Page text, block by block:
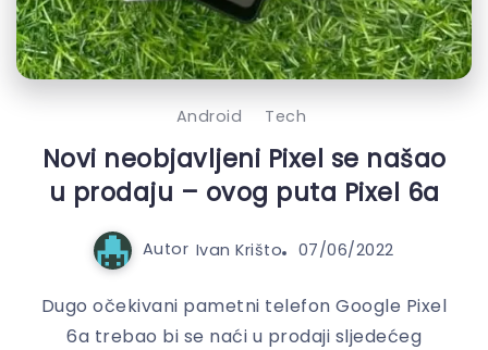
Android Tech
Novi neobjavljeni Pixel se našao
u prodaju – ovog puta Pixel 6a
Autor Ivan Krišto 07/06/2022
Dugo očekivani pametni telefon Google Pixel
6a trebao bi se naći u prodaji sljedećeg